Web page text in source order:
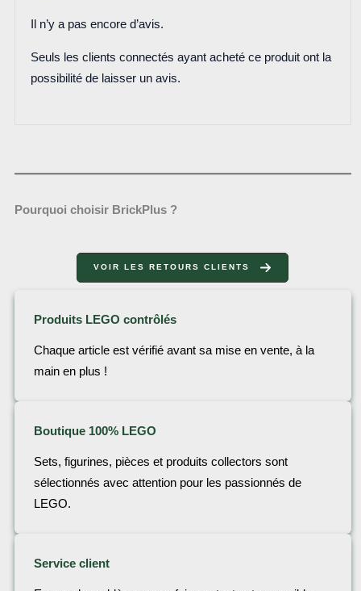
Il n’y a pas encore d’avis.
Seuls les clients connectés ayant acheté ce produit ont la
possibilité de laisser un avis.
Pourquoi choisir BrickPlus ?
VOIR LES RETOURS CLIENTS
Produits LEGO contrôlés
Chaque article est vérifié avant sa mise en vente, à la
main en plus !
Boutique 100% LEGO
Sets, figurines, pièces et produits collectors sont
sélectionnés avec attention pour les passionnés de
LEGO.
Service client